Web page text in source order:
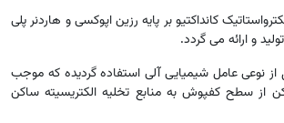
کانداکتیو بر پایه رزین اپوکسی و هاردنر پلی
و ارائه می گردد.
نوعی عامل شیمیایی آلی استفاده گردیده که موجب
از سطح کفپوش به منابع تخلیه الکتریسیته ساکن